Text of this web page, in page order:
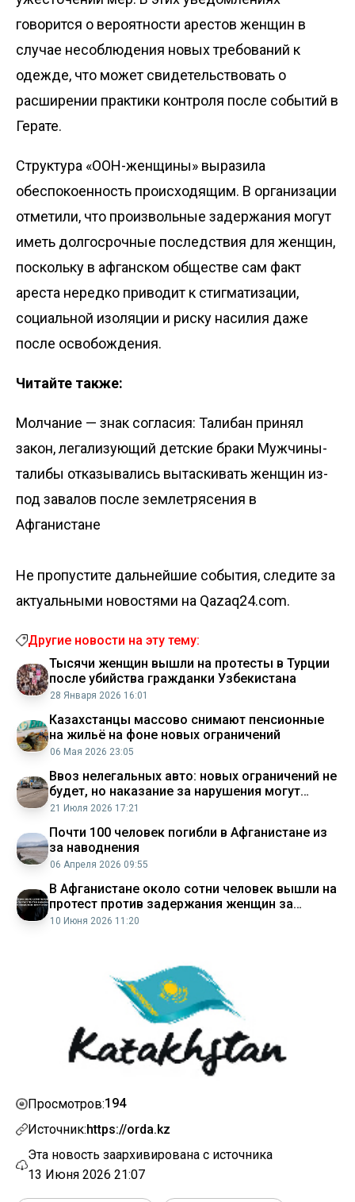
говорится о вероятности арестов женщин в
случае несоблюдения новых требований к
одежде, что может свидетельствовать о
расширении практики контроля после событий в
Герате.
Структура «ООН-женщины» выразила
обеспокоенность происходящим. В организации
отметили, что произвольные задержания могут
иметь долгосрочные последствия для женщин,
поскольку в афганском обществе сам факт
ареста нередко приводит к стигматизации,
социальной изоляции и риску насилия даже
после освобождения.
Читайте также:
Молчание — знак согласия: Талибан принял
закон, легализующий детские браки Мужчины-
талибы отказывались вытаскивать женщин из-
под завалов после землетрясения в
Афганистане
Не пропустите дальнейшие события, следите за
актуальными новостями на Qazaq24.com.
Другие новости на эту тему:
Тысячи женщин вышли на протесты в Турции
после убийства гражданки Узбекистана
28 Января 2026 16:01
Казахстанцы массово снимают пенсионные
на жильё на фоне новых ограничений
06 Мая 2026 23:05
Ввоз нелегальных авто: новых ограничений не
будет, но наказание за нарушения могут
ужесточить
21 Июля 2026 17:21
Почти 100 человек погибли в Афганистане из
за наводнения
06 Апреля 2026 09:55
В Афганистане около сотни человек вышли на
протест против задержания женщин за
нарушение дресс кода Аналитический
10 Июня 2026 11:20
Просмотров:194
Источник:https://orda.kz
Эта новость заархивирована с источника
13 Июня 2026 21:07